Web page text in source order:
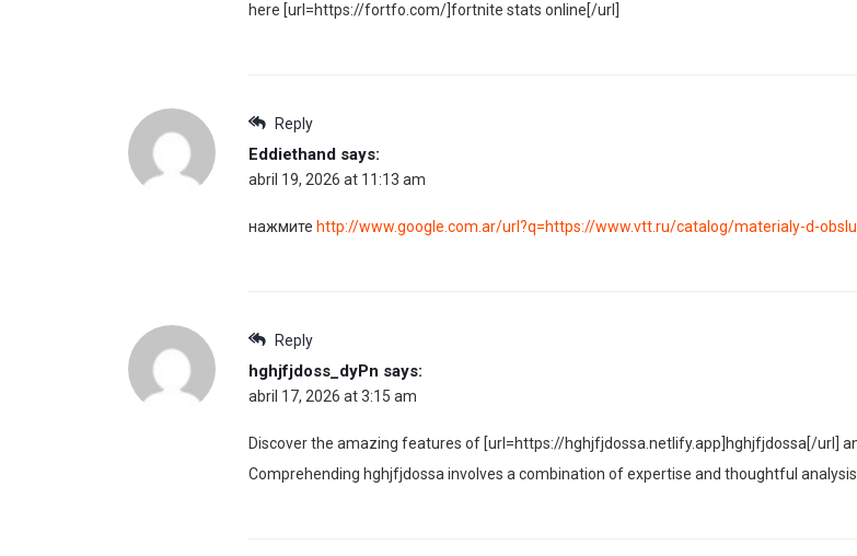
here [url=https://fortfo.com/]fortnite stats online[/url]
Reply
Eddiethand says:
abril 19, 2026 at 11:13 am
нажмите http://www.google.com.ar/url?q=https://www.vtt.ru/catalog/materialy-d-
Reply
hghjfjdoss_dyPn says:
abril 17, 2026 at 3:15 am
Discover the amazing features of [url=https://hghjfjdossa.netlify.app]hghjfjdossa[/url]
Comprehending hghjfjdossa involves a combination of expertise and thoughtful